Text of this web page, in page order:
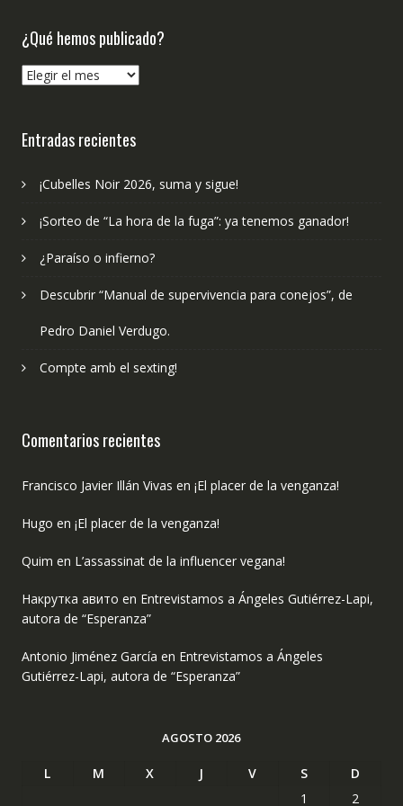
¿Qué hemos publicado?
¿Qué
Entradas recientes
¡Cubelles Noir 2026, suma y sigue!
¡Sorteo de “La hora de la fuga”: ya tenemos ganador!
¿Paraíso o infierno?
Descubrir “Manual de supervivencia para conejos”, de
Pedro Daniel Verdugo.
Compte amb el sexting!
Comentarios recientes
Francisco Javier Illán Vivas en ¡El placer de la venganza!
Hugo en ¡El placer de la venganza!
Quim en L’assassinat de la influencer vegana!
Накрутка авито en Entrevistamos a Ángeles Gutiérrez-Lapi,
autora de “Esperanza”
Antonio Jiménez García en Entrevistamos a Ángeles
Gutiérrez-Lapi, autora de “Esperanza”
AGOSTO 2026
L M X J V S
D
1
2